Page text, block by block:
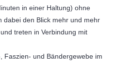
in einer Haltung) ohne
dabei den Blick mehr und mehr
treten in Verbindung mit
Faszien- und Bändergewebe im